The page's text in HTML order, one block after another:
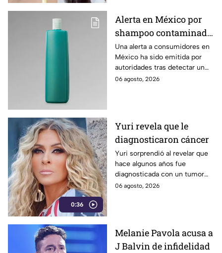
Alerta en México por
shampoo contaminado
con bacteria: Así lo
puedes detectar
Una alerta a consumidores en
México ha sido emitida por
autoridades tras detectar un
shampoo contaminado con
06 agosto, 2026
0:36
Yuri revela que le
diagnosticaron cáncer
Yuri sorprendió al revelar que
hace algunos años fue
diagnosticada con un tumor
cancerígeno, el cual fue
completo su forma de ver la
vida.
06 agosto, 2026
Melanie Pavola acusa a
J Balvin de infidelidad